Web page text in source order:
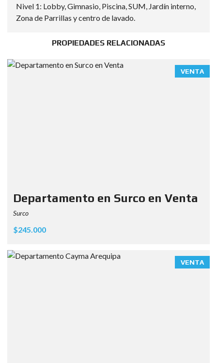
Nivel 1: Lobby, Gimnasio, Piscina, SUM, Jardín interno,
Zona de Parrillas y centro de lavado.
PROPIEDADES RELACIONADAS
VENTA
Departamento en Surco en Venta
Surco
$245.000
VENTA